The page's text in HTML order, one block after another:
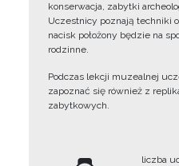
konserwacja, zabytki
Uczestnicy poznają techniki
nacisk położony będzie na
rodzinne.
Podczas lekcji muzealnej
zapoznać się również z
zabytkowych.
liczba